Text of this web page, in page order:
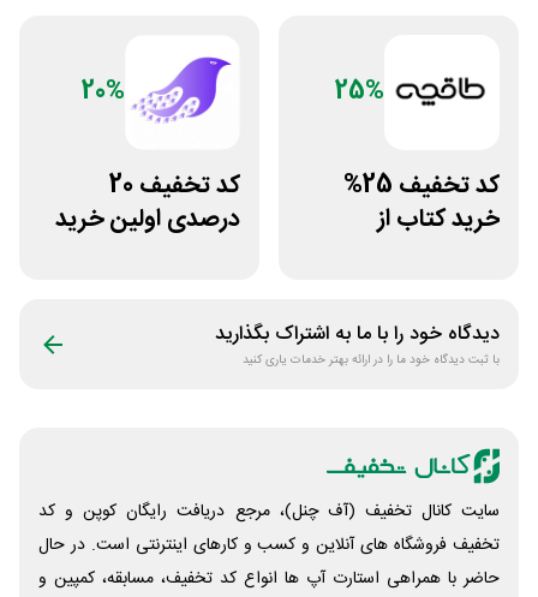
25%
کد تخفیف 25%
خرید کتاب از
20%
کد تخفیف 20
درصدی اولین خرید
دیدگاه خود را با ما به اشتراک بگذارید
با ثبت دیدگاه خود ما را در ارائه بهتر خدمات یاری کنید
سایت کانال تخفیف (آف چنل)، مرجع دریافت رایگان کوپن و کد
تخفیف فروشگاه های آنلاین و کسب و‌ کارهای اینترنتی است. در حال
حاضر با همراهی استارت آپ ها انواع کد تخفیف، مسابقه، کمپین و